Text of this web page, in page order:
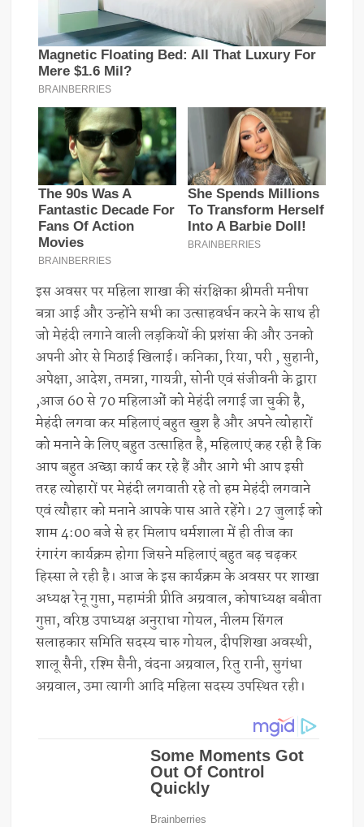
इस अवसर पर महिला शाखा की संरक्षिका श्रीमती मनीषा
बत्रा आई और उन्होंने सभी का उत्साहवर्धन करने के साथ ही
जो मेहंदी लगाने वाली लड़कियों की प्रशंसा की और उनको
अपनी ओर से मिठाई खिलाई। कनिका, रिया, परी , सुहानी,
अपेक्षा, आदेश, तमन्ना, गायत्री, सोनी एवं संजीवनी के द्वारा
,आज 60 से 70 महिलाओं को मेहंदी लगाई जा चुकी है,
मेहंदी लगवा कर महिलाएं बहुत खुश है और अपने त्योहारों
को मनाने के लिए बहुत उत्साहित है, महिलाएं कह रही है कि
आप बहुत अच्छा कार्य कर रहे हैं और आगे भी आप इसी
तरह त्योहारों पर मेहंदी लगवाती रहे तो हम मेहंदी लगवाने
एवं त्यौहार को मनाने आपके पास आते रहेंगे। 27 जुलाई को
शाम 4:00 बजे से हर मिलाप धर्मशाला में ही तीज का
रंगारंग कार्यक्रम होगा जिसने महिलाएं बहुत बढ़ चढ़कर
हिस्सा ले रही है। आज के इस कार्यक्रम के अवसर पर शाखा
अध्यक्ष रेनू गुप्ता, महामंत्री प्रीति अग्रवाल, कोषाध्यक्ष बबीता
गुप्ता, वरिष्ठ उपाध्यक्ष अनुराधा गोयल, नीलम सिंगल
सलाहकार समिति सदस्य चारु गोयल, दीपशिखा अवस्थी,
शालू सैनी, रश्मि सैनी, वंदना अग्रवाल, रितु रानी, सुगंधा
अग्रवाल, उमा त्यागी आदि महिला सदस्य उपस्थित रही।